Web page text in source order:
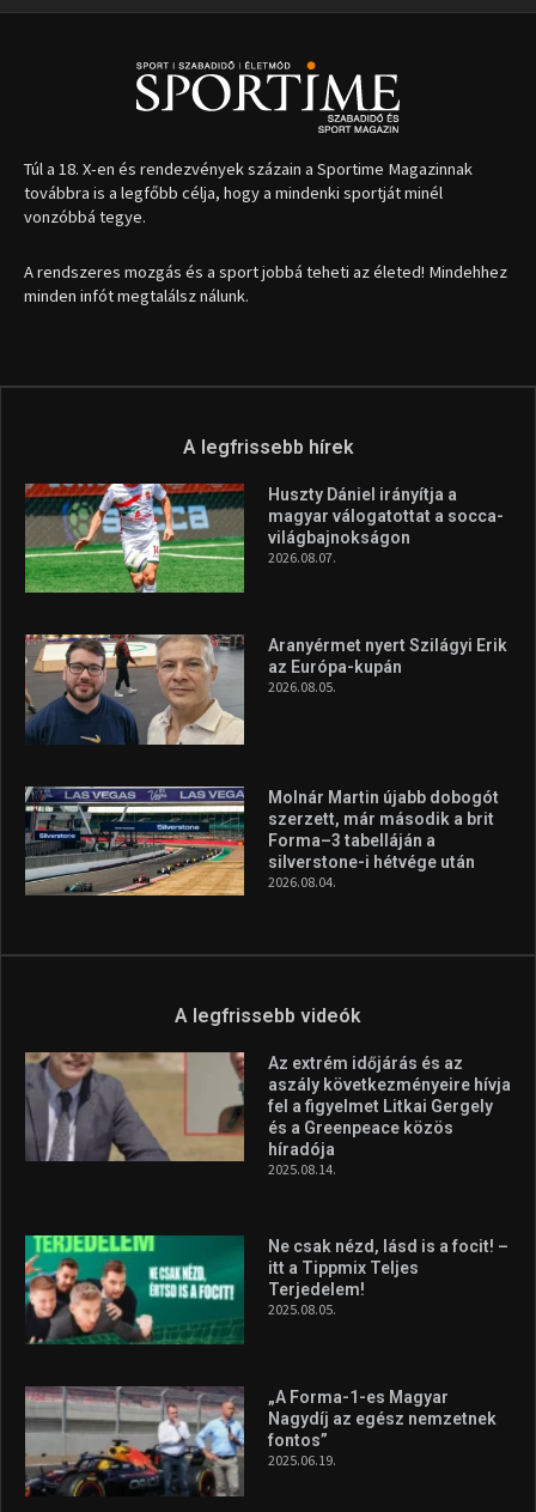
Túl a 18. X-en és rendezvények százain a Sportime Magazinnak
továbbra is a legfőbb célja, hogy a mindenki sportját minél
vonzóbbá tegye.
A rendszeres mozgás és a sport jobbá teheti az életed! Mindehhez
minden infót megtalálsz nálunk.
A legfrissebb hírek
Huszty Dániel irányítja a
magyar válogatottat a socca-
világbajnokságon
2026.08.07.
Aranyérmet nyert Szilágyi Erik
az Európa-kupán
2026.08.05.
Molnár Martin újabb dobogót
szerzett, már második a brit
Forma–3 tabelláján a
silverstone-i hétvége után
2026.08.04.
A legfrissebb videók
Az extrém időjárás és az
aszály következményeire hívja
fel a figyelmet Litkai Gergely
és a Greenpeace közös
híradója
2025.08.14.
Ne csak nézd, lásd is a focit! –
itt a Tippmix Teljes
Terjedelem!
2025.08.05.
„A Forma-1-es Magyar
Nagydíj az egész nemzetnek
fontos”
2025.06.19.